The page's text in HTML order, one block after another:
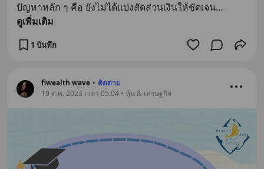
ปัญหาหลัก ๆ คือ ยังไม่ได้แบ่งสัดส่วนเงินให้ชัดเจน...
ดูเพิ่มเติม
1 บันทึก
fiwealth wave • ติดตาม
19 ต.ค. 2023 เวลา 05:04 • หุ้น & เศรษฐกิจ